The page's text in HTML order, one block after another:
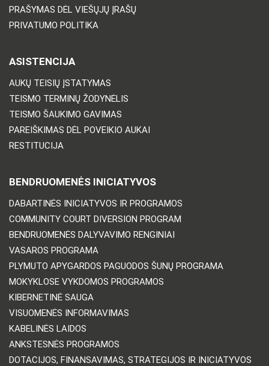
PRAŠYMAS DĖL VIEŠŲJŲ ĮRAŠŲ
PRIVATUMO POLITIKA
ASISTENCIJA
AUKŲ TEISIŲ ĮSTATYMAS
TEISMO TERMINŲ ŽODYNĖLIS
TEISMO ŠAUKIMO GAVIMAS
PAREIŠKIMAS DĖL POVEIKIO AUKAI
RESTITUCIJA
BENDRUOMENĖS INICIATYVOS
DABARTINĖS INICIATYVOS IR PROGRAMOS
COMMUNITY COURT DIVERSION PROGRAM
BENDRUOMENĖS DALYVAVIMO RENGINIAI
VASAROS PROGRAMA
PLYMUTO APYGARDOS PAGUODOS ŠUNŲ PROGRAMA
MOKYKLOSE VYKDOMOS PROGRAMOS
KIBERNETINĖ SAUGA
VISUOMENĖS INFORMAVIMAS
KABELINĖS LAIDOS
ANKSTESNĖS PROGRAMOS
DOTACIJOS, FINANSAVIMAS, STRATEGIJOS IR INICIATYVOS